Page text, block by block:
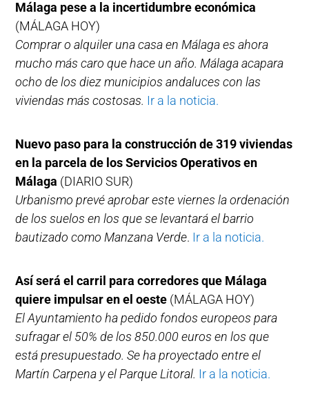
Málaga pese a la incertidumbre económica
(MÁLAGA HOY)
Comprar o alquiler una casa en Málaga es ahora
mucho más caro que hace un año. Málaga acapara
ocho de los diez municipios andaluces con las
viviendas más costosas. Ir a la noticia.
Nuevo paso para la construcción de 319 viviendas
en la parcela de los Servicios Operativos en
Málaga (DIARIO SUR)
Urbanismo prevé aprobar este viernes la ordenación
de los suelos en los que se levantará el barrio
bautizado como Manzana Verde. Ir a la noticia.
Así será el carril para corredores que Málaga
quiere impulsar en el oeste (MÁLAGA HOY)
El Ayuntamiento ha pedido fondos europeos para
sufragar el 50% de los 850.000 euros en los que
está presupuestado. Se ha proyectado entre el
Martín Carpena y el Parque Litoral. Ir a la noticia.